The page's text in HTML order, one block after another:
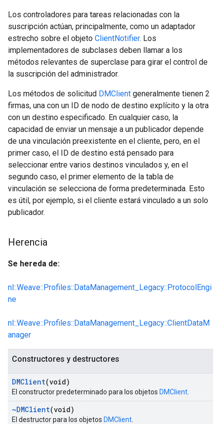
Los controladores para tareas relacionadas con la
suscripción actúan, principalmente, como un adaptador
estrecho sobre el objeto ClientNotifier. Los
implementadores de subclases deben llamar a los
métodos relevantes de superclase para girar el control de
la suscripción del administrador.
Los métodos de solicitud DMClient generalmente tienen 2
firmas, una con un ID de nodo de destino explícito y la otra
con un destino especificado. En cualquier caso, la
capacidad de enviar un mensaje a un publicador depende
de una vinculación preexistente en el cliente, pero, en el
primer caso, el ID de destino está pensado para
seleccionar entre varios destinos vinculados y, en el
segundo caso, el primer elemento de la tabla de
vinculación se selecciona de forma predeterminada. Esto
es útil, por ejemplo, si el cliente estará vinculado a un solo
publicador.
Herencia
Se hereda de:
nl::Weave::Profiles::DataManagement_Legacy::ProtocolEngi
ne
nl::Weave::Profiles::DataManagement_Legacy::ClientDataM
anager
Constructores y destructores
DMClient(void)
El constructor predeterminado para los objetos DMClient
~DMClient(void)
El destructor para los objetos DMClient